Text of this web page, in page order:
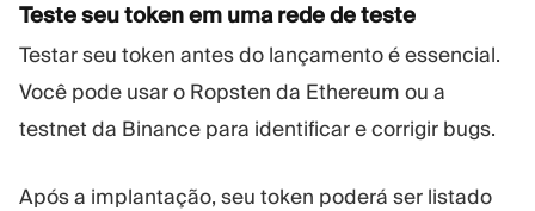
Teste seu token em uma rede de teste
Testar seu token antes do lançamento é essencial.
Você pode usar o Ropsten da Ethereum ou a
testnet da Binance para identificar e corrigir bugs.
Após a implantação, seu token poderá ser listado